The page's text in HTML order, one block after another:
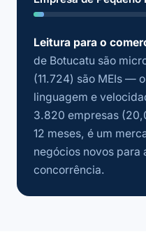
Leitura para o
de Botucatu são
(11.724) são MEIs —
linguagem e
3.820 empresas
12 meses, é um
negócios novos para
concorrência.